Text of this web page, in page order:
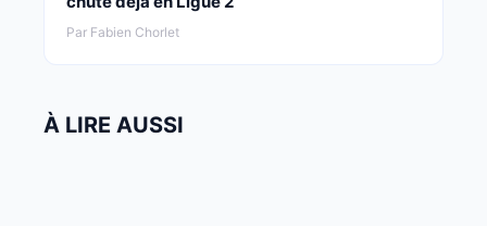
Par Fabien Chorlet
À LIRE AUSSI